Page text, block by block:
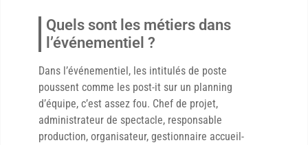
Quels sont les métiers dans
l’événementiel ?
Dans l’événementiel, les intitulés de poste
poussent comme les post-it sur un planning
d’équipe, c’est assez fou. Chef de projet,
administrateur de spectacle, responsable
production, organisateur, gestionnaire accueil-